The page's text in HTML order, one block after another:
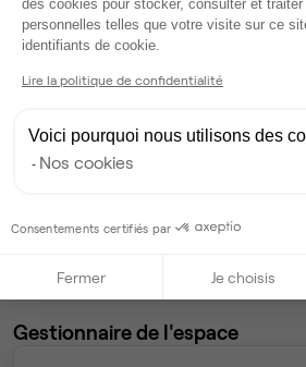
1 989 €
Gestionnaire de l'espace
des cookies pour stocker, consulter et traiter
personnelles telles que votre visite sur ce
identifiants de cookie.
Lire la politique de confidentialité
Voici pourquoi nous utilisons des
Nos cookies
Consentements certifiés par
Fermer Je choisis